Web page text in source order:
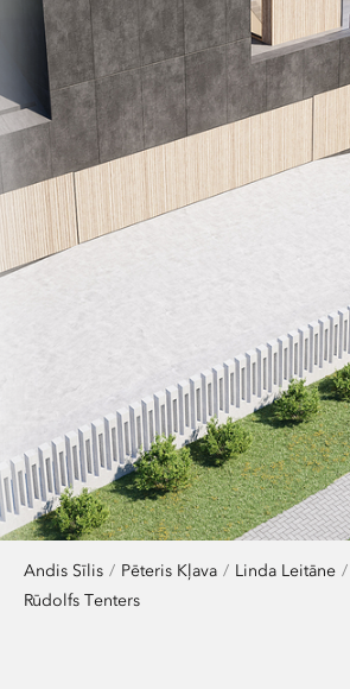
Andis Sīlis Pēteris Kļava Linda Leitāne
Rūdolfs Tenters